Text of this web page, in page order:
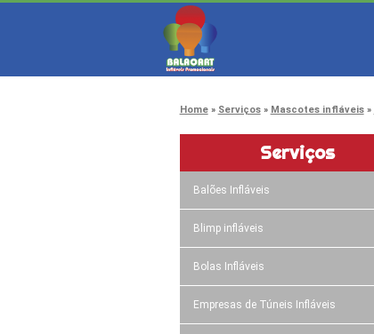
Home Serviços Mascotes infláveis
Serviços
Balões Infláveis
Blimp infláveis
Bolas Infláveis
Empresas de Túneis Infláveis